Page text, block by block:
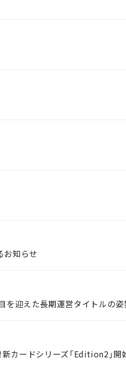
お知らせ
を迎えた長期運営タイトルの
新カードシリーズ「Edition2」開